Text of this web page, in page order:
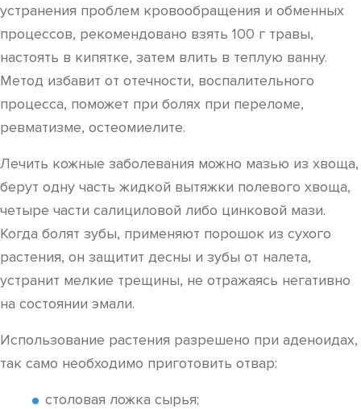
устранения проблем кровообращения и обменных
процессов, рекомендовано взять 100 г травы,
настоять в кипятке, затем влить в теплую ванну.
Метод избавит от отечности, воспалительного
процесса, поможет при болях при переломе,
ревматизме, остеомиелите.
Лечить кожные заболевания можно мазью из хвоща,
берут одну часть жидкой вытяжки полевого хвоща,
четыре части салициловой либо цинковой мази.
Когда болят зубы, применяют порошок из сухого
растения, он защитит десны и зубы от налета,
устранит мелкие трещины, не отражаясь негативно
на состоянии эмали.
Использование растения разрешено при аденоидах,
так само необходимо приготовить отвар:
столовая ложка сырья;